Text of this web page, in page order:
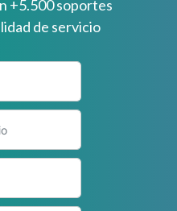
+5.500 soportes
de servicio